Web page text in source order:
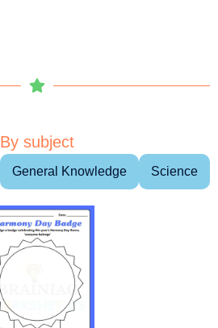
By subject
General Knowledge Science